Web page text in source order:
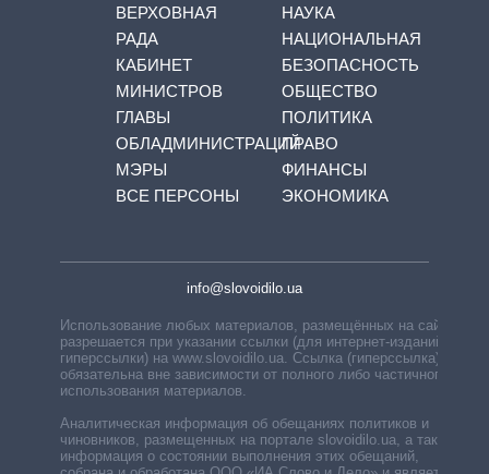
ВЕРХОВНАЯ
РАДА
КАБИНЕТ
МИНИСТРОВ
ГЛАВЫ
ОБЛАДМИНИСТРАЦИЙ
МЭРЫ
ВСЕ ПЕРСОНЫ
НАУКА
НАЦИОНАЛЬНАЯ
БЕЗОПАСНОСТЬ
ОБЩЕСТВО
ПОЛИТИКА
ПРАВО
ФИНАНСЫ
ЭКОНОМИКА
info@slovoidilo.ua
Использование любых материалов, размещённых на сайте,
разрешается при указании ссылки (для интернет-изданий —
гиперссылки) на www.slovoidilo.ua. Ссылка (гиперссылка)
обязательна вне зависимости от полного либо частичного
использования материалов.
Аналитическая информация об обещаниях политиков и
чиновников, размещенных на портале slovoidilo.ua, а также
информация о состоянии выполнения этих обещаний,